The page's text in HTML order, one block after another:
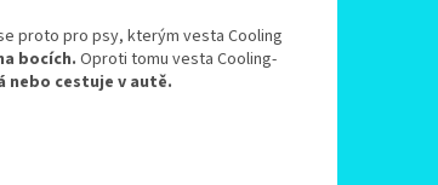
proto pro psy, kterým vesta Cooling
bocích.Oproti tomu vesta Cooling-
nebo cestuje v autě.